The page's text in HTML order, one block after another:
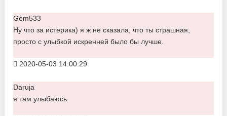
Gem533
Ну что за истерика) я ж не сказала, что ты страшная,
просто с улыбкой искренней было бы лучше.
2020-05-03 14:00:29
Daruja
я там улыбаюсь